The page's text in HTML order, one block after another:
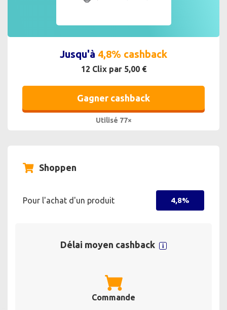
Jusqu'à 4,8% cashback
12 Clix par 5,00 €
Gagner cashback
Utilisé 77×
Shoppen
Pour l'achat d'un produit 4,8%
Délai moyen cashback
Commande